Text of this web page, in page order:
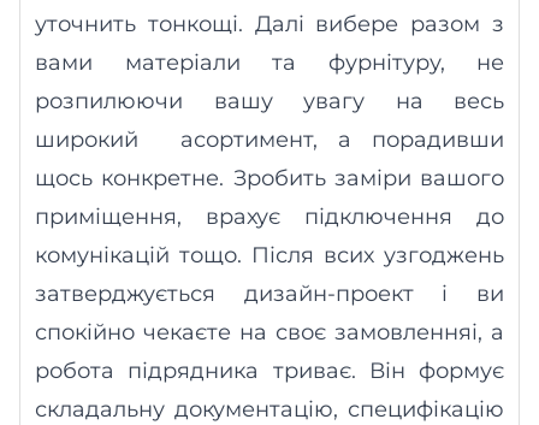
уточнить тонкощі. Далі вибере разом з
вами матеріали та фурнітуру, не
розпилюючи вашу увагу на весь
широкий
асортимент, а порадивши
щось конкретне. Зробить заміри вашого
приміщення, врахує підключення до
комунікацій тощо. Після всих узгоджень
затверджується дизайн-проект і ви
спокійно чекаєте на своє замовленняі, а
робота підрядника триває. Він формує
складальну документацію, специфікацію